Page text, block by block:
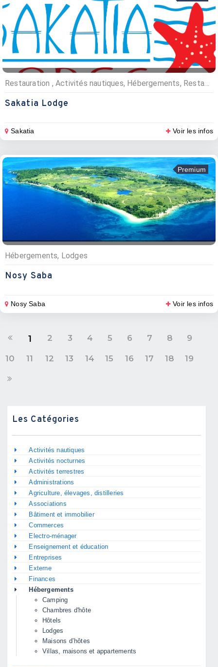
Sakatia Lodge
Sakatia Voir les infos
Premium
Hébergements, Lodges
Nosy Saba
Nosy Saba Voir les infos
1 2 3 4 5 6 7 8 9
10 11 12 13 14 15 16 17 18 19
Les Catégories
Activités nautiques
Activités nocturnes
Activités terrestres
Administrations
Agriculture, élevages, distilleries
Associations
Bâtiment et immobilier
Commerces
Electro-ménager
Enseignement et éducation
Entreprises
Externe
Finances
Hébergements
Camping
Chambres d'hôte
Hôtels
Lodges
Maisons d’hôtes
Villas, maisons et appartements